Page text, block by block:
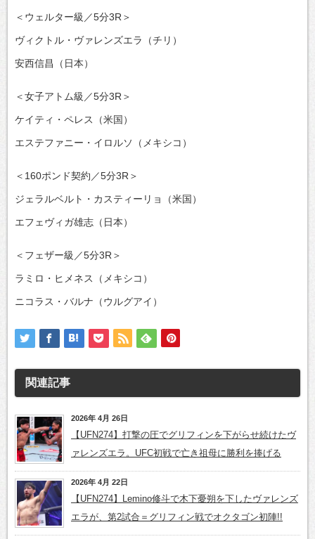
＜ウェルター級／5分3R＞
ヴィクトル・ヴァレンズエラ（チリ）
安西信昌（日本）
＜女子アトム級／5分3R＞
ケイティ・ペレス（米国）
エステファニー・イロルソ（メキシコ）
＜160ポンド契約／5分3R＞
ジェラルベルト・カスティーリョ（米国）
エフェヴィガ雄志（日本）
＜フェザー級／5分3R＞
ラミロ・ヒメネス（メキシコ）
ニコラス・バルナ（ウルグアイ）
関連記事
2026年 4月 26日
【UFN274】打撃の圧でグリフィンを下がらせ続けたヴ
ァレンズエラ。UFC初戦で亡き祖母に勝利を捧げる
2026年 4月 22日
【UFN274】Lemino修斗で木下憂朔を下したヴァレンズ
エラが、第2試合＝グリフィン戦でオクタゴン初陣!!